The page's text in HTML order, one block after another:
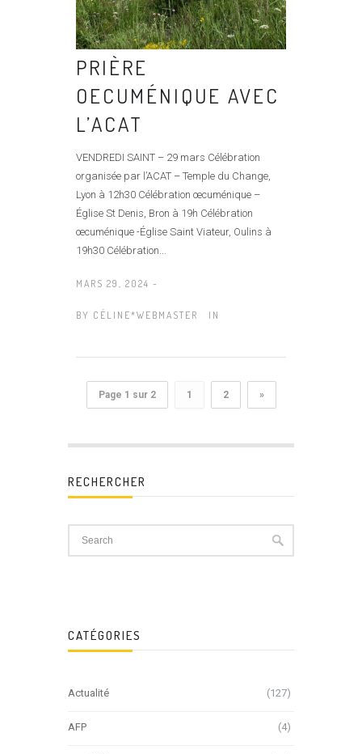
PRIÈRE
OECUMÉNIQUE AVEC
L’ACAT
VENDREDI SAINT – 29 mars Célébration
organisée par l’ACAT – Temple du Change,
Lyon à 12h30 Célébration œcuménique –
Église St Denis, Bron à 19h Célébration
œcuménique -Église Saint Viateur, Oulins à
19h30 Célébration...
MARS 29, 2024 -
BY CÉLINE*WEBMASTER IN
Page 1 sur 2 1 2 »
RECHERCHER
CATÉGORIES
Actualité (127)
AFP (4)